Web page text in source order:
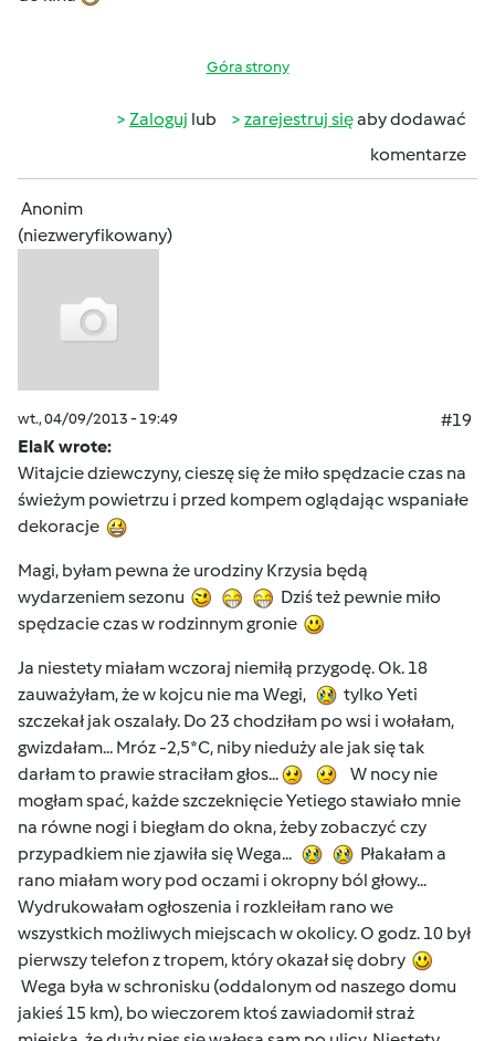
Góra strony
Zaloguj lub zarejestruj sięaby dodawać
komentarze
Anonim
(niezweryfikowany)
wt., 04/09/2013 - 19:49
#19
ElaK wrote:
Witajcie dziewczyny, cieszę się że miło spędzacie czas na
świeżym powietrzu i przed kompem oglądając wspaniałe
dekoracje
Magi, byłam pewna że urodziny Krzysia będą
wydarzeniem sezonu
Dziś też pewnie miło
spędzacie czas w rodzinnym gronie
Ja niestety miałam wczoraj niemiłą przygodę. Ok. 18
zauważyłam, że w kojcu nie ma Wegi,
tylko Yeti
szczekał jak oszalały. Do 23 chodziłam po wsi i wołałam,
gwizdałam... Mróz -2,5*C, niby nieduży ale jak się tak
darłam to prawie straciłam głos...
W nocy nie
mogłam spać, każde szczeknięcie Yetiego stawiało mnie
na równe nogi i biegłam do okna, żeby zobaczyć czy
przypadkiem nie zjawiła się Wega...
Płakałam a
rano miałam wory pod oczami i okropny ból głowy...
Wydrukowałam ogłoszenia i rozkleiłam rano we
wszystkich możliwych miejscach w okolicy. O godz. 10 był
pierwszy telefon z tropem, który okazał się dobry
Wega była w schronisku (oddalonym od naszego domu
jakieś 15 km), bo wieczorem ktoś zawiadomił straż